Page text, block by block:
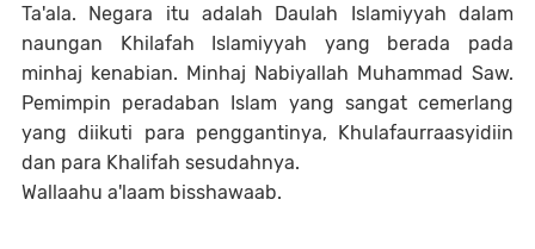
Ta'ala. Negara itu adalah Daulah Islamiyyah dalam
naungan Khilafah Islamiyyah yang berada pada
minhaj kenabian. Minhaj Nabiyallah Muhammad Saw.
Pemimpin peradaban Islam yang sangat cemerlang
yang diikuti para penggantinya, Khulafaurraasyidiin
dan para Khalifah sesudahnya.
Wallaahu a'laam bisshawaab.